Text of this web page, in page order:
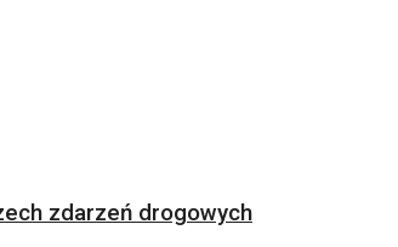
zdarzeń drogowych